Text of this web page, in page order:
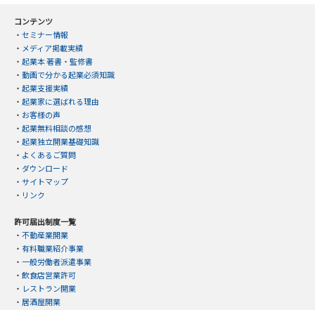
コンテンツ
・ セミナー情報
・ メディア掲載実績
・ 起業本 著書・監修書
・ 動画で分かる起業必須知識
・ 起業支援実績
・ 起業家に選ばれる理由
・ お客様の声
・ 起業無料相談の感想
・ 起業独立開業基礎知識
・ よくあるご質問
・ ダウンロード
・ サイトマップ
・ リンク
許可届出制度一覧
・ 不動産業開業
・ 有料職業紹介事業
・ 一般労働者派遣事業
・ 飲食店営業許可
・ レストラン開業
・ 居酒屋開業